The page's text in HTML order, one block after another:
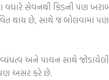
વધારે સેવનથી કિડની પણ
થાય છે, સાથે જ બોલવામાં
વ્યંધત્વ અને પાચન સાથે
અસર કરે છે.